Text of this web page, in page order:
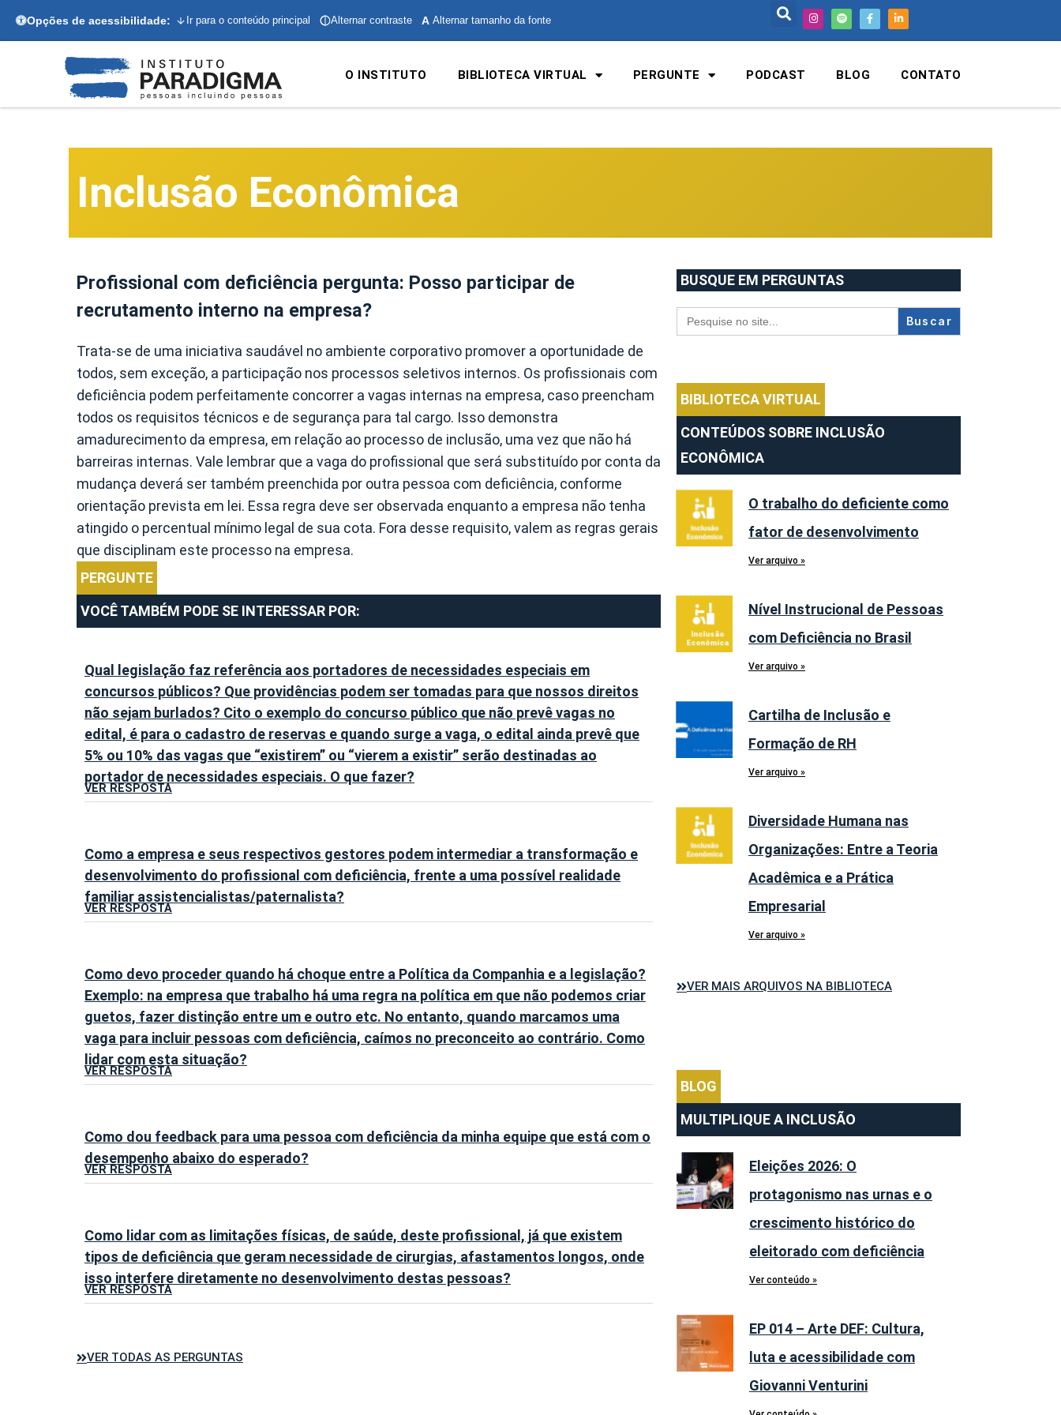
Opções de acessibilidade: Ir para o conteúdo principal Alternar contraste A Alternar tamanho da fonte
O INSTITUTO BIBLIOTECA VIRTUAL PERGUNTE PODCAST BLOG CONTATO
Inclusão Econômica
Profissional com deficiência pergunta: Posso participar de
recrutamento interno na empresa?
Trata-se de uma iniciativa saudável no ambiente corporativo promover a oportunidade de
todos, sem exceção, a participação nos processos seletivos internos. Os profissionais com
deficiência podem perfeitamente concorrer a vagas internas na empresa, caso preencham
todos os requisitos técnicos e de segurança para tal cargo. Isso demonstra
amadurecimento da empresa, em relação ao processo de inclusão, uma vez que não há
barreiras internas. Vale lembrar que a vaga do profissional que será substituído por conta da
mudança deverá ser também preenchida por outra pessoa com deficiência, conforme
orientação prevista em lei. Essa regra deve ser observada enquanto a empresa não tenha
atingido o percentual mínimo legal de sua cota. Fora desse requisito, valem as regras gerais
que disciplinam este processo na empresa.
PERGUNTE
VOCÊ TAMBÉM PODE SE INTERESSAR POR:
Qual legislação faz referência aos portadores de necessidades especiais em
concursos públicos? Que providências podem ser tomadas para que nossos direitos
não sejam burlados? Cito o exemplo do concurso público que não prevê vagas no
edital, é para o cadastro de reservas e quando surge a vaga, o edital ainda prevê que
5% ou 10% das vagas que “existirem” ou “vierem a existir” serão destinadas ao
portador de necessidades especiais. O que fazer?
VER RESPOSTA
Como a empresa e seus respectivos gestores podem intermediar a transformação e
desenvolvimento do profissional com deficiência, frente a uma possível realidade
familiar assistencialistas/paternalista?
VER RESPOSTA
Como devo proceder quando há choque entre a Política da Companhia e a legislação?
Exemplo: na empresa que trabalho há uma regra na política em que não podemos criar
guetos, fazer distinção entre um e outro etc. No entanto, quando marcamos uma
vaga para incluir pessoas com deficiência, caímos no preconceito ao contrário. Como
lidar com esta situação?
VER RESPOSTA
Como dou feedback para uma pessoa com deficiência da minha equipe que está com o
desempenho abaixo do esperado?
VER RESPOSTA
Como lidar com as limitações físicas, de saúde, deste profissional, já que existem
tipos de deficiência que geram necessidade de cirurgias, afastamentos longos, onde
isso interfere diretamente no desenvolvimento destas pessoas?
VER RESPOSTA
VER TODAS AS PERGUNTAS
BUSQUE EM PERGUNTAS
Search
for:
BIBLIOTECA VIRTUAL
CONTEÚDOS SOBRE INCLUSÃO
ECONÔMICA
O trabalho do deficiente como
fator de desenvolvimento
Ver arquivo »
Nível Instrucional de Pessoas
com Deficiência no Brasil
Ver arquivo »
Cartilha de Inclusão e
Formação de RH
Ver arquivo »
Diversidade Humana nas
Organizações: Entre a Teoria
Acadêmica e a Prática
Empresarial
Ver arquivo »
VER MAIS ARQUIVOS NA BIBLIOTECA
BLOG
MULTIPLIQUE A INCLUSÃO
Eleições 2026: O
protagonismo nas urnas e o
crescimento histórico do
eleitorado com deficiência
Ver conteúdo »
EP 014 – Arte DEF: Cultura,
luta e acessibilidade com
Giovanni Venturini